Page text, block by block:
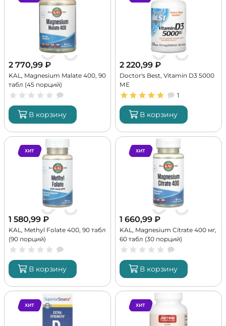
2 770,99 ₽
KAL, Magnesium Malate 400, 90
табл (45 порций)
В корзину
2 220,99 ₽
Doctor's Best, Vitamin D3 5000
МЕ
1
В корзину
ХИТ
1 580,99 ₽
KAL, Methyl Folate 400, 90 табл
(90 порций)
В корзину
ХИТ
1 660,99 ₽
KAL, Magnesium Citrate 400 мг,
60 табл (30 порций)
В корзину
ХИТ ХИТ